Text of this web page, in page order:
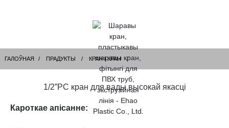
ГАЛОЎНАЯ ПРАДУКТЫ КРАН І КРАН
1/2”PC кран для вады высокай якасці
Кароткае апісанне: